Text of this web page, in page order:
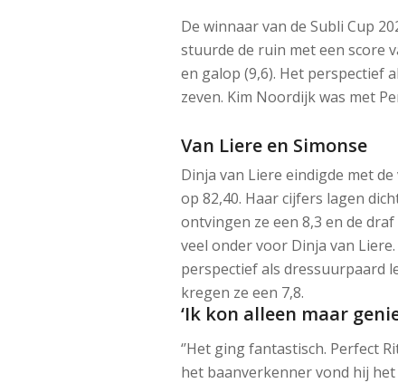
De winnaar van de Subli Cup
stuurde de ruin met een score
en galop (9,6). Het perspectief
zeven. Kim Noordijk was met
Van Liere en Simonse
Dinja van Liere eindigde met
op 82,40. Haar cijfers lagen
ontvingen ze een 8,3 en de
veel onder voor Dinja van
perspectief als dressuurpaard
kregen ze een 7,8.
‘Ik kon alleen maar
‘’Het ging fantastisch. Perfect
het baanverkenner vond hij